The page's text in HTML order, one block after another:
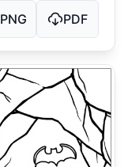
PNG PDF